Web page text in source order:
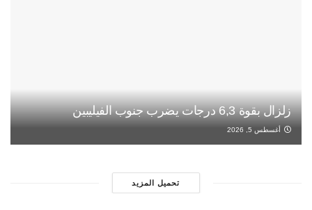
زلزال بقوة 6,3 درجات يضرب جنوب الفيليبين
أغسطس 5, 2026
تحميل المزيد